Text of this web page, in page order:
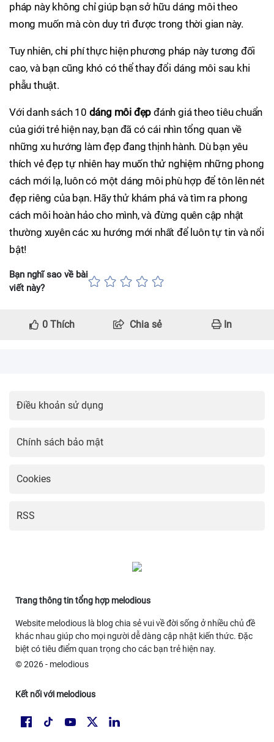
pháp này không chỉ giúp bạn sở hữu dáng môi theo
mong muốn mà còn duy trì được trong thời gian này.
Tuy nhiên, chi phí thực hiện phương pháp này tương đối
cao, và bạn cũng khó có thể thay đổi dáng môi sau khi
phẫu thuật.
Với danh sách 10 dáng môi đẹp đánh giá theo tiêu chuẩn
của giới trẻ hiện nay, bạn đã có cái nhìn tổng quan về
những xu hướng làm đẹp đang thịnh hành. Dù bạn yêu
thích vẻ đẹp tự nhiên hay muốn thử nghiệm những phong
cách mới lạ, luôn có một dáng môi phù hợp để tôn lên nét
đẹp riêng của bạn. Hãy thử khám phá và tìm ra phong
cách môi hoàn hảo cho mình, và đừng quên cập nhật
thường xuyên các xu hướng mới nhất để luôn tự tin và nổi
bật!
Bạn nghĩ sao về bài
viết này?
0 Thích Chia sẻ In
Điều khoản sử dụng
Chính sách bảo mật
Cookies
RSS
Trang thông tin tổng hợp melodious
Website melodious là blog chia sẻ vui về đời sống ở nhiều chủ đề
khác nhau giúp cho mọi người dễ dàng cập nhật kiến thức. Đặc
biệt có tiêu điểm quan trọng cho các bạn trẻ hiện nay.
© 2026 - melodious
Kết nối với melodious